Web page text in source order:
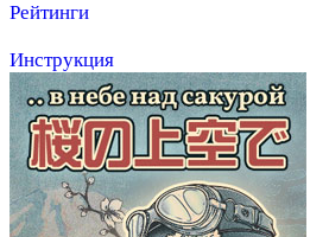
Рейтинги
Инструкция